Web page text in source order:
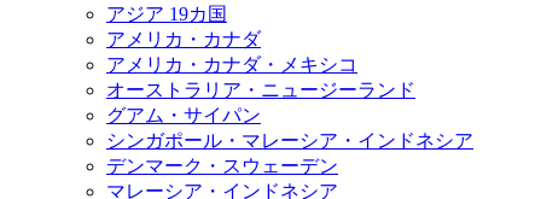
アジア 19カ国
アメリカ・カナダ
アメリカ・カナダ・メキシコ
オーストラリア・ニュージーランド
グアム・サイパン
シンガポール・マレーシア・インドネシア
デンマーク・スウェーデン
マレーシア・インドネシア